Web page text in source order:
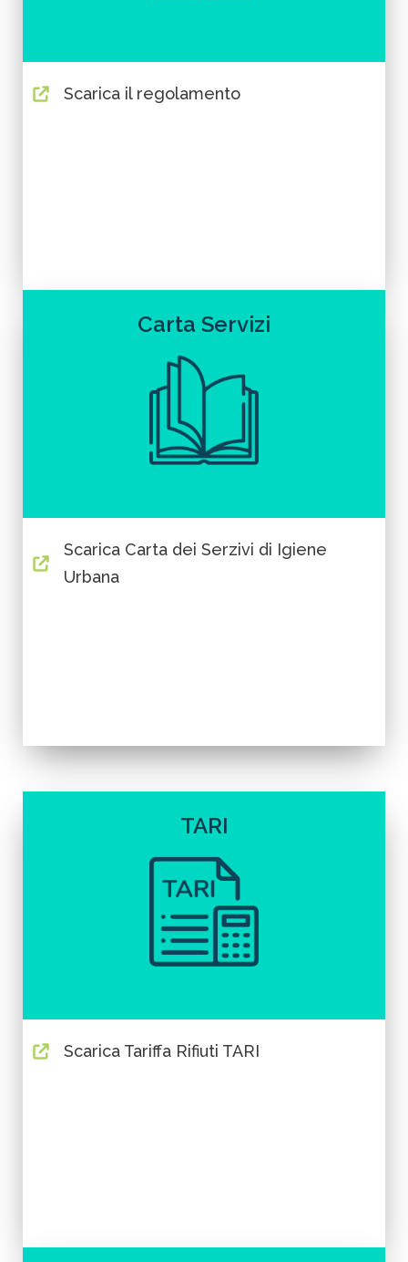
Scarica il regolamento
Carta Servizi
Scarica Carta dei Serzivi di Igiene
Urbana
TARI
Scarica Tariffa Rifiuti TARI